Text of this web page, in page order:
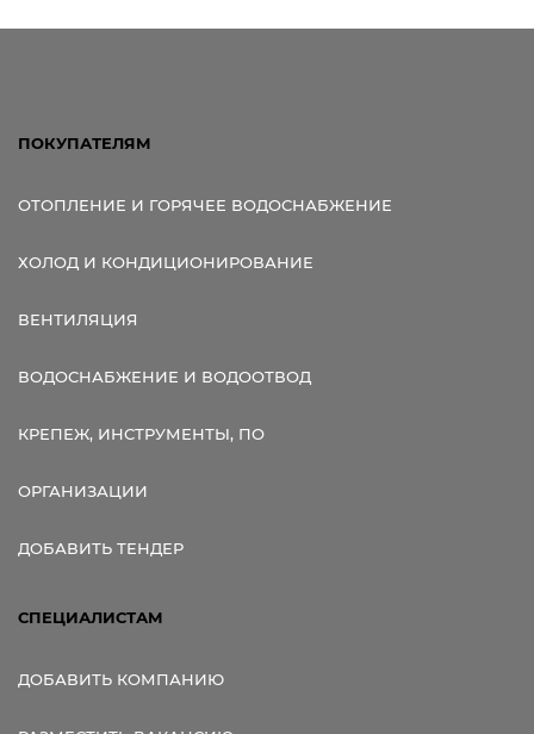
ПОКУПАТЕЛЯМ
ОТОПЛЕНИЕ И ГОРЯЧЕЕ ВОДОСНАБЖЕНИЕ
ХОЛОД И КОНДИЦИОНИРОВАНИЕ
ВЕНТИЛЯЦИЯ
ВОДОСНАБЖЕНИЕ И ВОДООТВОД
КРЕПЕЖ, ИНСТРУМЕНТЫ, ПО
ОРГАНИЗАЦИИ
ДОБАВИТЬ ТЕНДЕР
СПЕЦИАЛИСТАМ
ДОБАВИТЬ КОМПАНИЮ